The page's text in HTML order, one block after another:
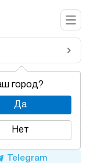
город?
Да
Нет
Telegram